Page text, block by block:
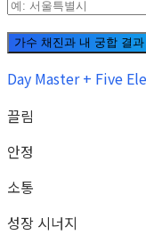
가수 채진과 내 궁합 결과
Day Master + Five
끌림
안정
소통
성장 시너지